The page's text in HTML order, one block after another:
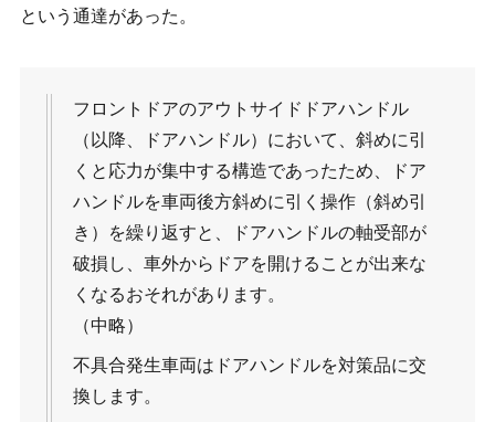
という通達があった。
フロントドアのアウトサイドドアハンドル
（以降、ドアハンドル）において、斜めに引
くと応力が集中する構造であったため、ドア
ハンドルを車両後方斜めに引く操作（斜め引
き）を繰り返すと、ドアハンドルの軸受部が
破損し、車外からドアを開けることが出来な
くなるおそれがあります。
（中略）
不具合発生車両はドアハンドルを対策品に交
換します。